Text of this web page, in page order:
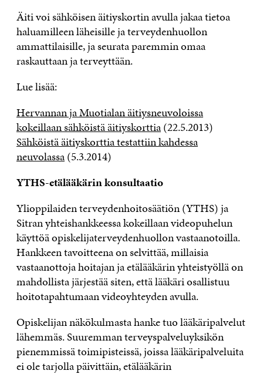
Äiti voi sähköisen äitiyskortin avulla jakaa tietoa
haluamilleen läheisille ja terveydenhuollon
ammattilaisille, ja seurata paremmin omaa
raskauttaan ja terveyttään.
Lue lisää:
Hervannan ja Muotialan äitiysneuvoloissa
kokeillaan sähköistä äitiyskorttia(22.5.2013)
Sähköistä äitiyskorttia testattiin kahdessa
neuvolassa(5.3.2014)
YTHS-etälääkärin konsultaatio
Ylioppilaiden terveydenhoitosäätiön (YTHS) ja
Sitran yhteishankkeessa kokeillaan videopuhelun
käyttöä opiskelijaterveydenhuollon vastaanotoilla.
Hankkeen tavoitteena on selvittää, millaisia
vastaanottoja hoitajan ja etälääkärin yhteistyöllä on
mahdollista järjestää siten, että lääkäri osallistuu
hoitotapahtumaan videoyhteyden avulla.
Opiskelijan näkökulmasta hanke tuo lääkäripalvelut
lähemmäs. Suuremman terveyspalveluyksikön
pienemmissä toimipisteissä, joissa lääkäripalveluita
ei ole tarjolla päivittäin, etälääkärin